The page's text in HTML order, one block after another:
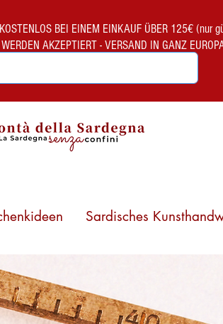
BEI EINEM EINKAUF ÜBER 125€ (nur
AKZEPTIERT - VERSAND IN GANZ
Sardisches